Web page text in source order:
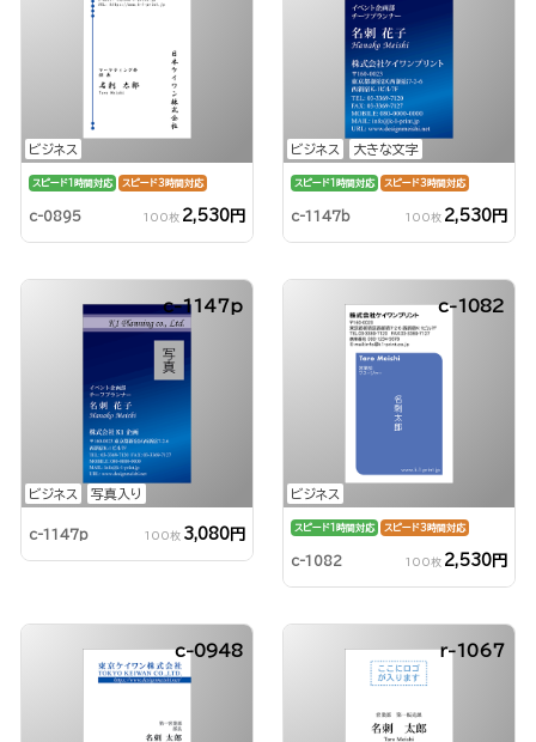
ビジネス
スピード1時間対応 スピード3時間対応
c-0895 100枚 2,530円
ビジネス 大きな文字
スピード1時間対応 スピード3時間対応
c-1147b 100枚 2,530円
ビジネス 写真入り
c-1147p
c-1147p 100枚 3,080円
ビジネス
c-1082
スピード1時間対応 スピード3時間対応
c-1082 100枚 2,530円
c-0948 r-1067